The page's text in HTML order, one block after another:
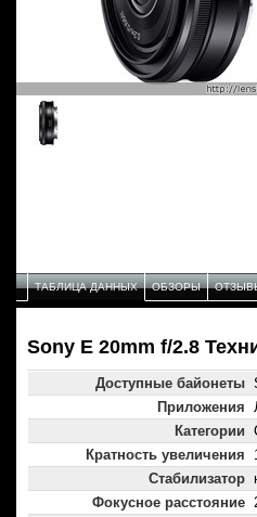
ТАБЛИЦА ДАННЫХ ОБЗОРЫ
Sony E 20mm f/2.8
Доступные байонеты
Приложения
Категории
Кратность увеличения
Стабилизатор
Фокусное расстояние